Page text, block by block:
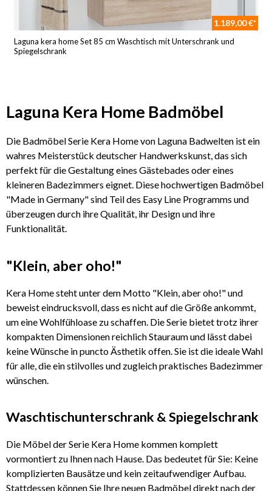
1.189,00 €*
Laguna kera home Set 85 cm Waschtisch mit Unterschrank und
Spiegelschrank
Laguna Kera Home Badmöbel
Die Badmöbel Serie Kera Home von Laguna Badwelten ist ein
wahres Meisterstück deutscher Handwerkskunst, das sich
perfekt für die Gestaltung eines Gästebades oder eines
kleineren Badezimmers eignet. Diese hochwertigen Badmöbel
"Made in Germany" sind Teil des Easy Line Programms und
überzeugen durch ihre Qualität, ihr Design und ihre
Funktionalität.
"Klein, aber oho!"
Kera Home steht unter dem Motto "Klein, aber oho!" und
beweist eindrucksvoll, dass es nicht auf die Größe ankommt,
um eine Wohlfühloase zu schaffen. Die Serie bietet trotz ihrer
kompakten Dimensionen reichlich Stauraum und lässt dabei
keine Wünsche in puncto Ästhetik offen. Sie ist die ideale Wahl
für alle, die ein stilvolles und zugleich praktisches Badezimmer
wünschen.
Waschtischunterschrank & Spiegelschrank
Die Möbel der Serie Kera Home kommen komplett
vormontiert zu Ihnen nach Hause. Das bedeutet für Sie: Keine
komplizierten Bausätze und kein zeitaufwendiger Aufbau.
Stattdessen können Sie Ihre neuen Badmöbel direkt nach der